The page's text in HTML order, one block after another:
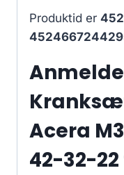
Produktid er
Acera
42-32-